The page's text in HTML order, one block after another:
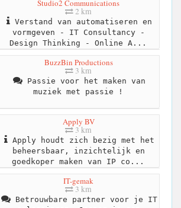
Studio2 Communications
2 km
Verstand van automatiseren en
vormgeven - IT Consultancy -
Design Thinking - Online A...
BuzzBin Productions
3 km
Passie voor het maken van
muziek met passie !
Apply BV
3 km
Apply houdt zich bezig met het
beheersbaar, inzichtelijk en
goedkoper maken van IP co...
IT-gemak
3 km
Betrouwbare partner voor je IT